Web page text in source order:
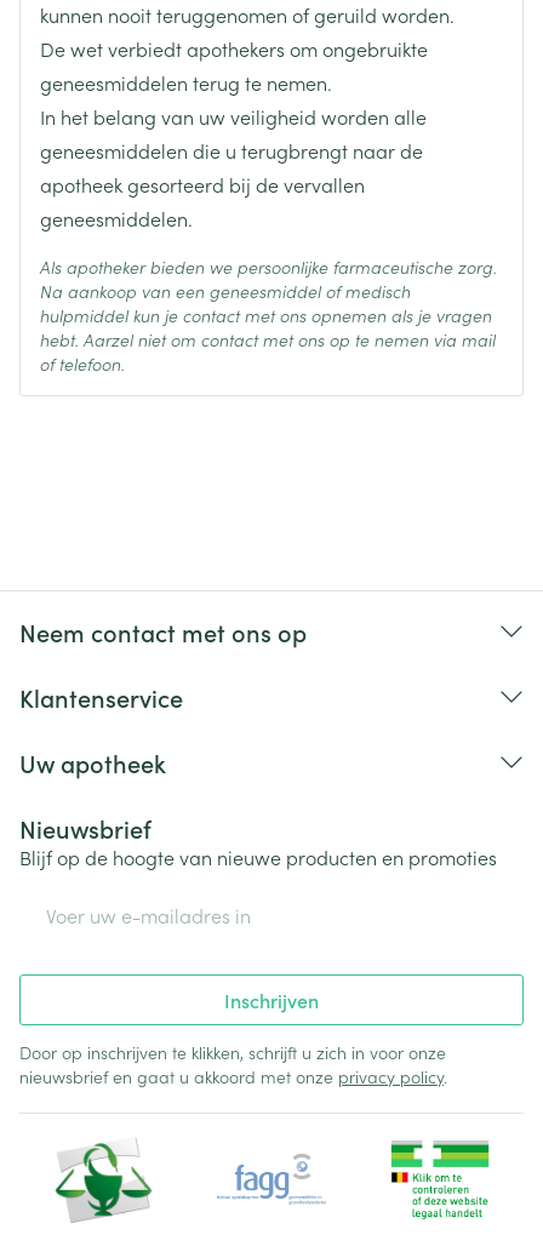
Behoud Kamertemperatuur (15°C - 25°C)
kunnen nooit teruggenomen of geruild worden.
De wet verbiedt apothekers om ongebruikte
geneesmiddelen terug te nemen.
In het belang van uw veiligheid worden alle
geneesmiddelen die u terugbrengt naar de
apotheek gesorteerd bij de vervallen
geneesmiddelen.
Als apotheker bieden we persoonlijke farmaceutische zorg.
Na aankoop van een geneesmiddel of medisch
hulpmiddel kun je contact met ons opnemen als je vragen
hebt. Aarzel niet om contact met ons op te nemen via mail
of telefoon.
Neem contact met ons op
Klantenservice
Uw apotheek
Nieuwsbrief
Blijf op de hoogte van nieuwe producten en promoties
Inschrijven
Door op inschrijven te klikken, schrijft u zich in voor onze
nieuwsbrief en gaat u akkoord met onze privacy policy.